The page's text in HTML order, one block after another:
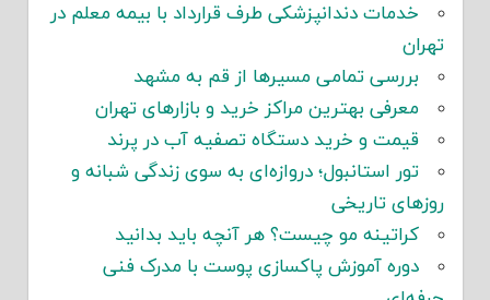
خدمات دندانپزشکی طرف قرارداد با بیمه معلم در
تهران
بررسی تمامی مسیرها از قم به مشهد
معرفی بهترین مراکز خرید و بازارهای تهران
قیمت و خرید دستگاه تصفیه آب در پرند
تور استانبول؛ دروازه‌ای به سوی زندگی شبانه و
روزهای تاریخی
کراتینه مو چیست؟ هر آنچه باید بدانید
دوره آموزش پاکسازی پوست با مدرک فنی